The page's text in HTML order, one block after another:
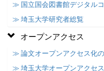
≫ 国立国会図書館デジタル
≫ 埼玉大学研究者総覧
オープンアクセス
≫ 論文オープンアクセス化
≫ 埼玉大学オープンアクセ